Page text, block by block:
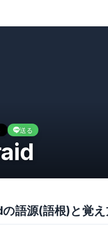
送る
語源(語根)と覚